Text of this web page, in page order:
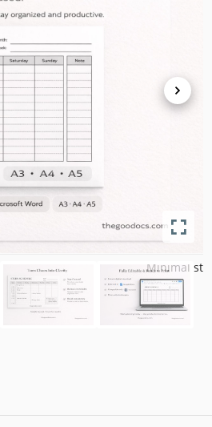
Google Docs, Microsoft Word
December 13, 2024
March 21, 2026
hinzugefügt von 6 Nutzer
0 Downloads in diesem Monat
Parents , Students
Minimalist